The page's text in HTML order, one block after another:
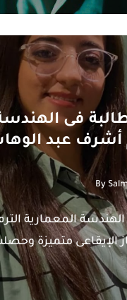
فى
أشرف عبد
By
المعمارية
الإيقاعى متميزة